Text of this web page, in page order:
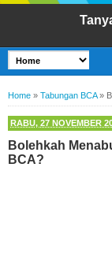
Home » Tabungan BCA»
RABU, 27 NOVEMBER
Bolehkah
BCA?